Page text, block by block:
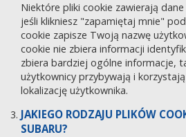
Niektóre pliki cookie zawierają
jeśli klikniesz "zapamiętaj mnie"
cookie zapisze Twoją nazwę
cookie nie zbiera informacji
zbiera bardziej ogólne informacje,
użytkownicy przybywają i
lokalizację użytkownika.
JAKIEGO RODZAJU PLIKÓW
SUBARU?